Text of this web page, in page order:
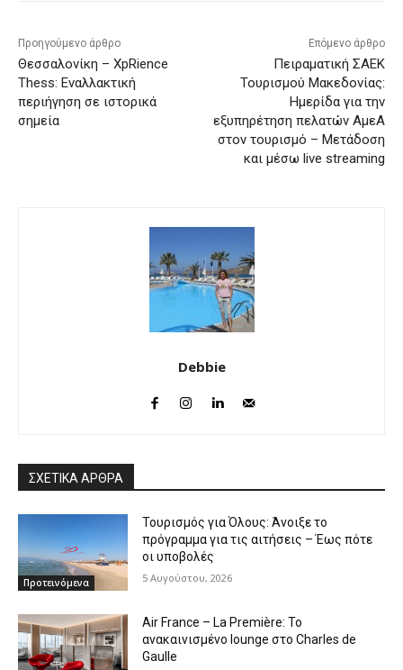
Προηγούμενο άρθρο
Θεσσαλονίκη – XpRience
Thess: Εναλλακτική
περιήγηση σε ιστορικά
σημεία
Επόμενο άρθρο
Πειραματική ΣΑΕΚ
Τουρισμού Μακεδονίας:
Ημερίδα για την
εξυπηρέτηση πελατών ΑμεΑ
στον τουρισμό – Μετάδοση
και μέσω live streaming
Debbie
ΣΧΕΤΙΚΑ ΑΡΘΡΑ
Προτεινόμενα
Τουρισμός για Όλους: Άνοιξε το
πρόγραμμα για τις αιτήσεις – Έως πότε
οι υποβολές
5 Αυγούστου, 2026
Air France – La Première: Το
ανακαινισμένο lounge στο Charles de
Gaulle